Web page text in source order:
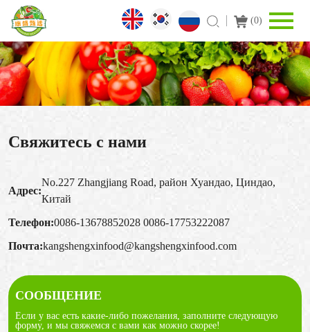
(0)
Свяжитесь с нами
Адрес:
No.227 Zhangjiang Road, район Хуандао, Циндао,
Китай
Телефон:0086-13678852028 0086-17753222087
Почта:kangshengxinfood@kangshengxinfood.com
СООБЩЕНИЕ
Если у вас есть какие-либо пожелания, заполните следующую
форму, и мы свяжемся с вами как можно скорее!